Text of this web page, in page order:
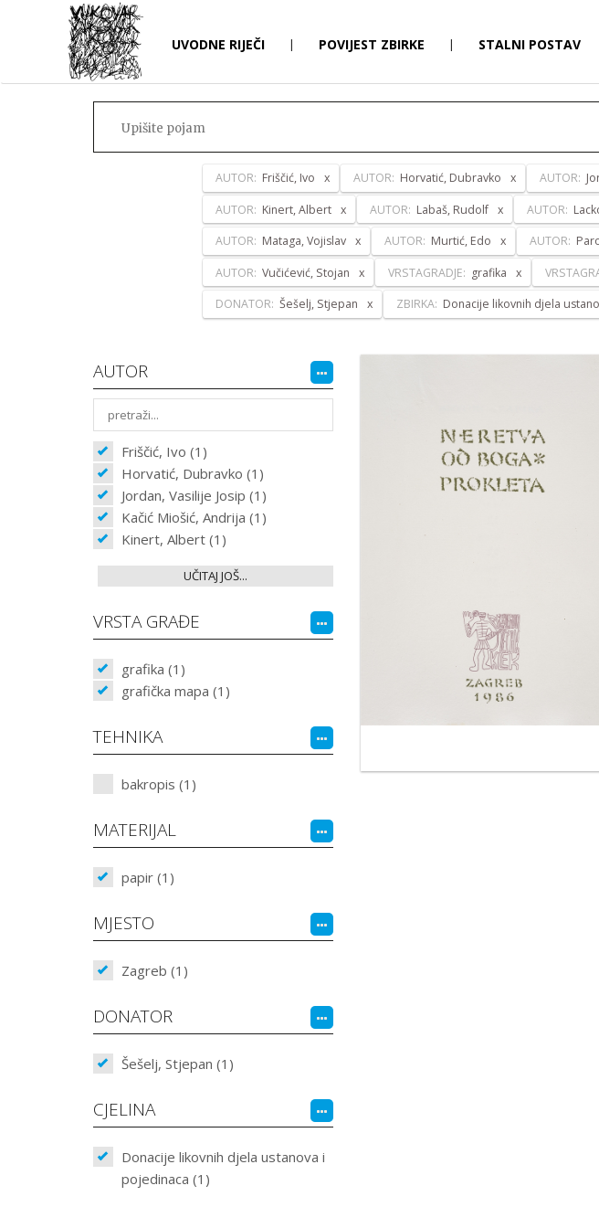
UVODNE RIJEČI | POVIJEST ZBIRKE | STALNI POSTAV
AUTOR: Friščić, Ivo AUTOR: Horvatić, Dubravko AUTOR:
AUTOR: Kinert, Albert AUTOR: Labaš, Rudolf AUTOR:
AUTOR: Mataga, Vojislav AUTOR: Murtić, Edo AUTOR:
AUTOR: Vučićević, Stojan VRSTAGRADJE: grafika
DONATOR: Šešelj, Stjepan ZBIRKA: Donacije likovnih djela
AUTOR
Friščić, Ivo (1)
Horvatić, Dubravko (1)
Jordan, Vasilije Josip (1)
Kačić Miošić, Andrija (1)
Kinert, Albert (1)
UČITAJ JOŠ...
VRSTA GRAĐE
grafika (1)
grafička mapa (1)
TEHNIKA
bakropis (1)
MATERIJAL
papir (1)
MJESTO
Zagreb (1)
DONATOR
Šešelj, Stjepan (1)
CJELINA
Donacije likovnih djela ustanova i
pojedinaca (1)